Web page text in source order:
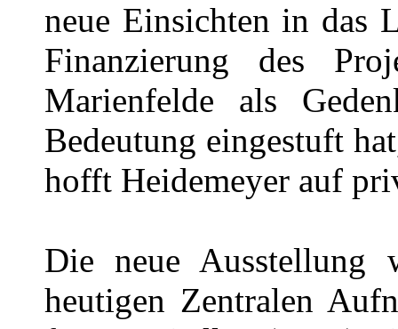
neue Einsichten in das
Finanzierung des
Marienfelde als
Bedeutung eingestuft
hofft Heidemeyer auf
Die neue Ausstellung
heutigen Zentralen